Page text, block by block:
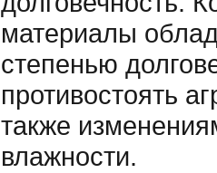
материалы
степенью
противостоять
также
влажности.